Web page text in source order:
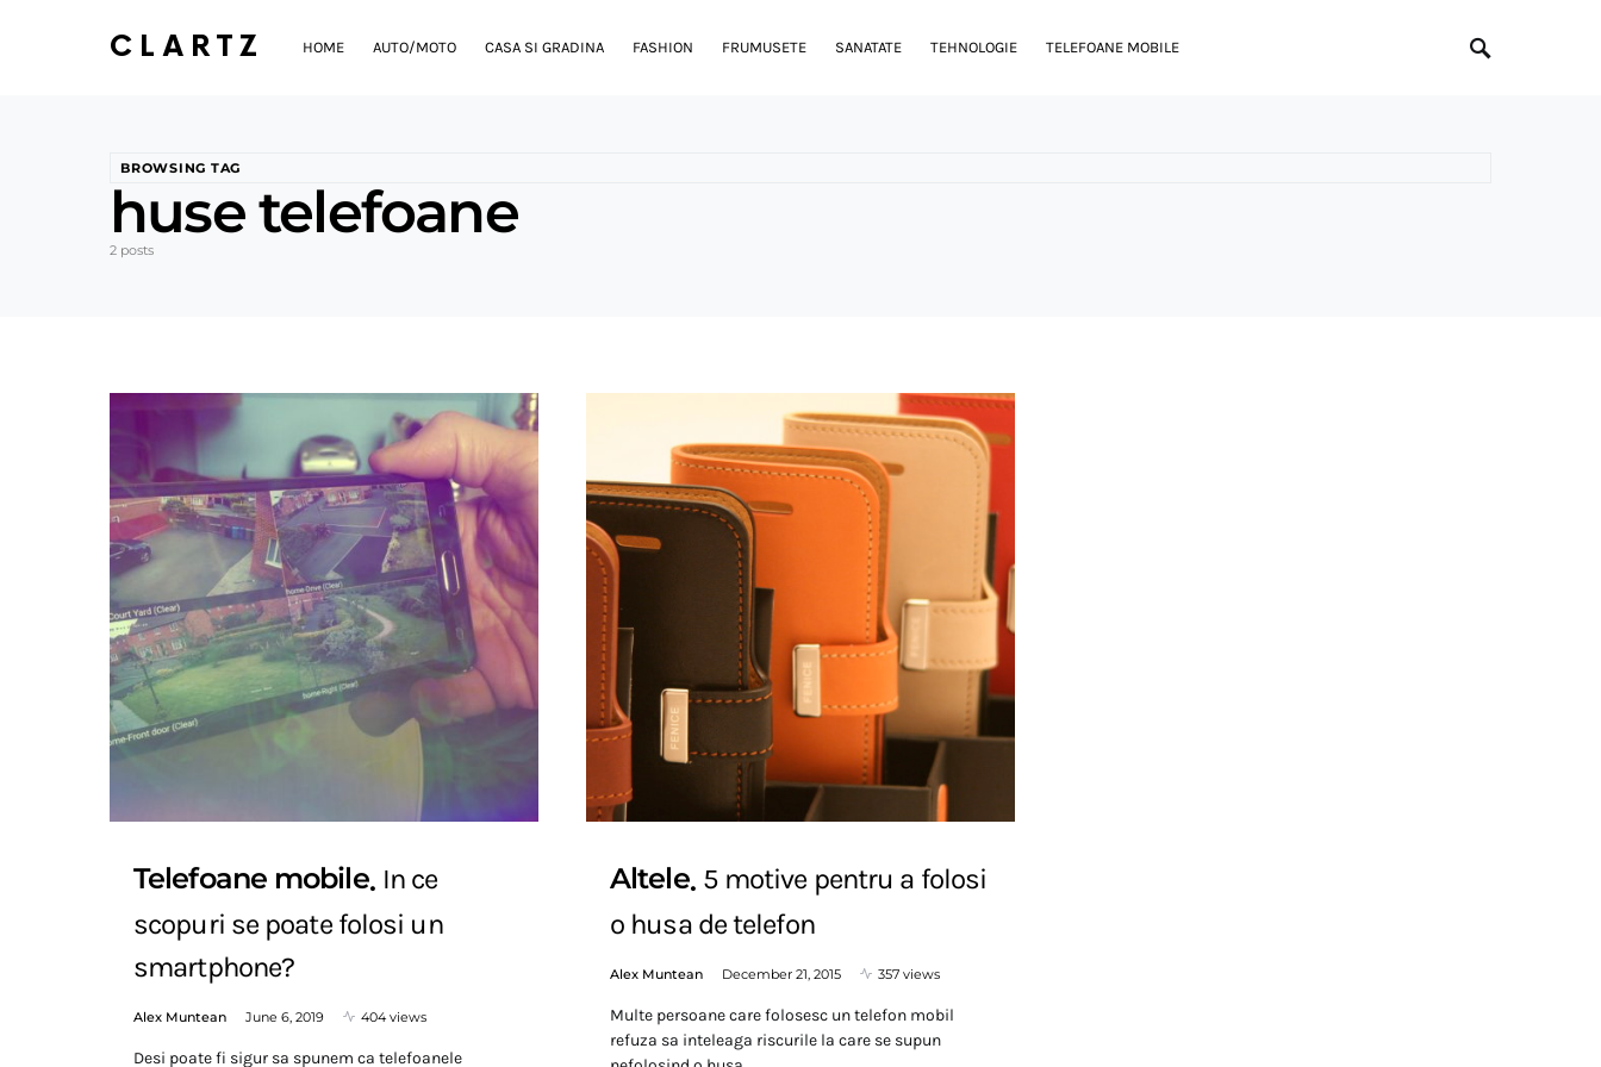
CLARTZ HOME AUTO/MOTO CASA SI GRADINA FASHION FRUMUSETE SANATATE TEHNOLOGIE TELEFOANE MOBILE
BROWSING TAG
huse telefoane
2 posts
Telefoane mobile In ce
scopuri se poate folosi un
smartphone?
Alex Muntean June 6, 2019 404 views
Desi poate fi sigur sa spunem ca telefoanele
Altele 5 motive pentru a folosi
o husa de telefon
Alex Muntean December 21, 2015 357 views
Multe persoane care folosesc un telefon mobil
refuza sa inteleaga riscurile la care se supun